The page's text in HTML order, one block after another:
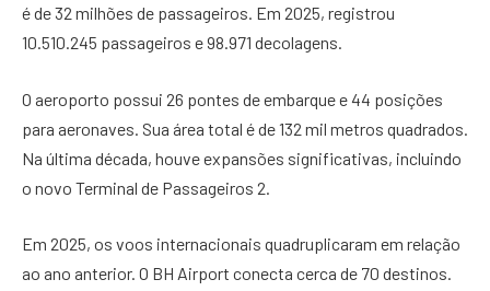
é de 32 milhões de passageiros. Em 2025, registrou
10.510.245 passageiros e 98.971 decolagens.
O aeroporto possui 26 pontes de embarque e 44 posições
para aeronaves. Sua área total é de 132 mil metros quadrados.
Na última década, houve expansões significativas, incluindo
o novo Terminal de Passageiros 2.
Em 2025, os voos internacionais quadruplicaram em relação
ao ano anterior. O BH Airport conecta cerca de 70 destinos.